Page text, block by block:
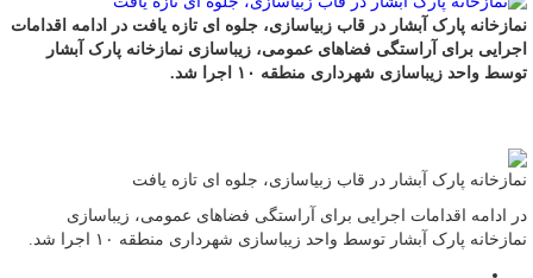
نمازخانه پارک آبشار در قاب زبیاسازی، جلوه ای تازه یافت در ادامه اقدامات
اجرایی برای آراستگی فضاهای عمومی، زیباسازی نمازخانه پارک آبشار
توسط واحد زیباسازی شهرداری منطقه ۱۰ اجرا شد.
نمازخانه پارک آبشار در قاب زبیاسازی، جلوه ای تازه یافت
در ادامه اقدامات اجرایی برای آراستگی فضاهای عمومی، زیباسازی
نمازخانه پارک آبشار توسط واحد زیباسازی شهرداری منطقه ۱۰ اجرا شد.